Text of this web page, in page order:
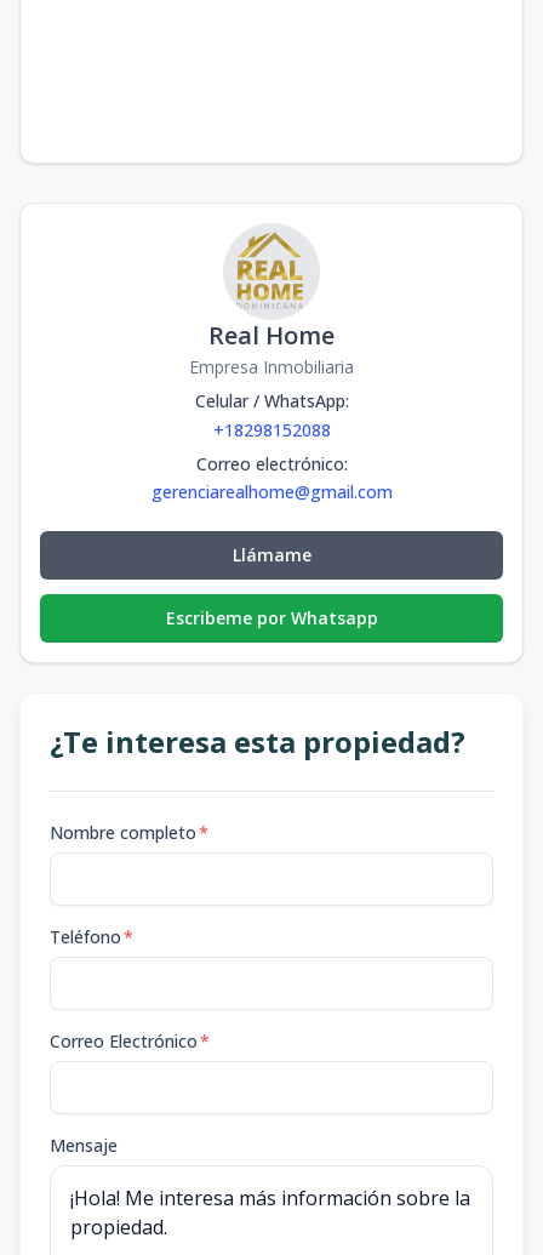
Real Home
Empresa Inmobiliaria
Celular / WhatsApp:
+18298152088
Correo electrónico:
gerenciarealhome@gmail.com
Llámame
Escribeme por Whatsapp
¿Te interesa esta propiedad?
Nombre completo*
Teléfono*
Correo Electrónico*
Mensaje